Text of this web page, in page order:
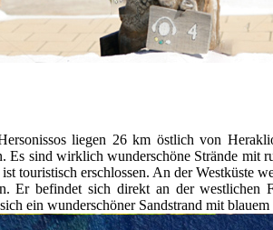
liegen 26 km östlich von
Es sind wirklich wunderschöne Strände mit
touristisch erschlossen. An der Westküste
Er befindet sich direkt an der westlichen
ein wunderschöner Sandstrand mit